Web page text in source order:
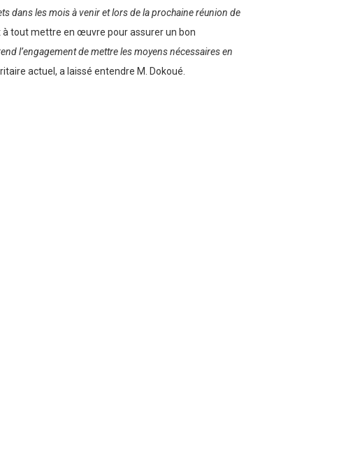
dans les mois à venir et lors de la prochaine réunion de
à tout mettre en œuvre pour assurer un bon
l’engagement de mettre les moyens nécessaires en
actuel, a laissé entendre M. Dokoué.